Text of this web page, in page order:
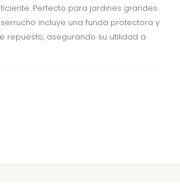
Perfecto para jardines grandes
incluye una funda protectora y
repuesto, asegurando su utilidad a